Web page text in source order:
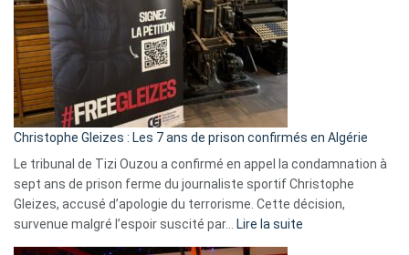
et
Slovénie
rejettent
la
présence
d’Israël
Christophe Gleizes : Les 7 ans de prison confirmés en Algérie
Le tribunal de Tizi Ouzou a confirmé en appel la condamnation à
sept ans de prison ferme du journaliste sportif Christophe
Gleizes, accusé d’apologie du terrorisme. Cette décision,
survenue malgré l’espoir suscité par…
Lire la suite